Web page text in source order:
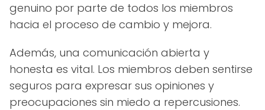
genuino por parte de todos los miembros
hacia el proceso de cambio y mejora.
Además, una comunicación abierta y
honesta es vital. Los miembros deben sentirse
seguros para expresar sus opiniones y
preocupaciones sin miedo a repercusiones.